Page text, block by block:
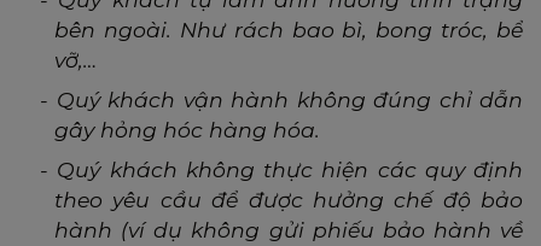
bên ngoài. Như rách bao bì, bong tróc, bể
vỡ,…
- Quý khách vận hành không đúng chỉ dẫn
gây hỏng hóc hàng hóa.
- Quý khách không thực hiện các quy định
theo yêu cầu để được hưởng chế độ bảo
hành (ví dụ không gửi phiếu bảo hành về